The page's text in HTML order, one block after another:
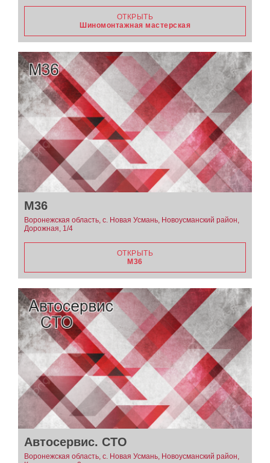
ОТКРЫТЬ
Шиномонтажная мастерская
М36
Воронежская область, с. Новая Усмань, Новоусманский район,
Дорожная, 1/4
ОТКРЫТЬ
М36
Автосервис. СТО
Воронежская область, с. Новая Усмань, Новоусманский район,